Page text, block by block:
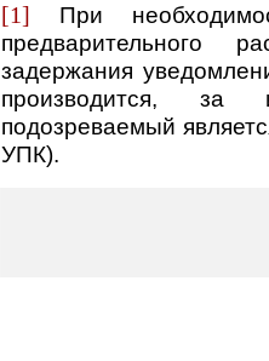
[1]
При
предварительного
задержания
производится, за
подозреваемый
УПК).